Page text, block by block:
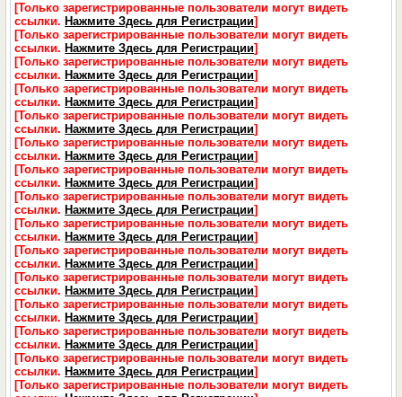
[Только зарегистрированные пользователи могут видеть
ссылки. Нажмите Здесь для Регистрации]
[Только зарегистрированные пользователи могут видеть
ссылки. Нажмите Здесь для Регистрации]
[Только зарегистрированные пользователи могут видеть
ссылки. Нажмите Здесь для Регистрации]
[Только зарегистрированные пользователи могут видеть
ссылки. Нажмите Здесь для Регистрации]
[Только зарегистрированные пользователи могут видеть
ссылки. Нажмите Здесь для Регистрации]
[Только зарегистрированные пользователи могут видеть
ссылки. Нажмите Здесь для Регистрации]
[Только зарегистрированные пользователи могут видеть
ссылки. Нажмите Здесь для Регистрации]
[Только зарегистрированные пользователи могут видеть
ссылки. Нажмите Здесь для Регистрации]
[Только зарегистрированные пользователи могут видеть
ссылки. Нажмите Здесь для Регистрации]
[Только зарегистрированные пользователи могут видеть
ссылки. Нажмите Здесь для Регистрации]
[Только зарегистрированные пользователи могут видеть
ссылки. Нажмите Здесь для Регистрации]
[Только зарегистрированные пользователи могут видеть
ссылки. Нажмите Здесь для Регистрации]
[Только зарегистрированные пользователи могут видеть
ссылки. Нажмите Здесь для Регистрации]
[Только зарегистрированные пользователи могут видеть
ссылки. Нажмите Здесь для Регистрации]
[Только зарегистрированные пользователи могут видеть